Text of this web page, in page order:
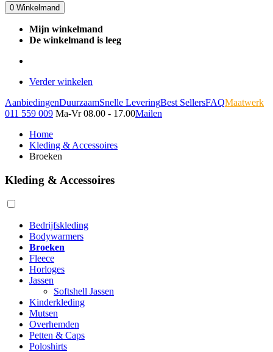
0 Winkelmand
Mijn winkelmand
De winkelmand is leeg
Verder winkelen
AanbiedingenDuurzaamSnelle LeveringBest SellersFAQMaatwerk
011 559 009 Ma-Vr 08.00 - 17.00Mailen
Home
Kleding & Accessoires
Broeken
Kleding & Accessoires
Bedrijfskleding
Bodywarmers
Broeken
Fleece
Horloges
Jassen
Softshell Jassen
Kinderkleding
Mutsen
Overhemden
Petten & Caps
Poloshirts